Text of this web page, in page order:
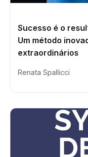
Sucesso é o
Um método
extraordinários
Renata Spallicci